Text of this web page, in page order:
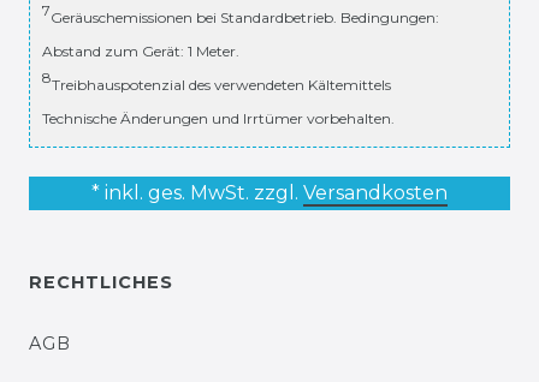
7Geräuschemissionen bei Standardbetrieb. Bedingungen:
Abstand zum Gerät: 1 Meter.
8Treibhauspotenzial des verwendeten Kältemittels
Technische Änderungen und Irrtümer vorbehalten.
* inkl. ges. MwSt. zzgl. Versandkosten
RECHTLICHES
AGB